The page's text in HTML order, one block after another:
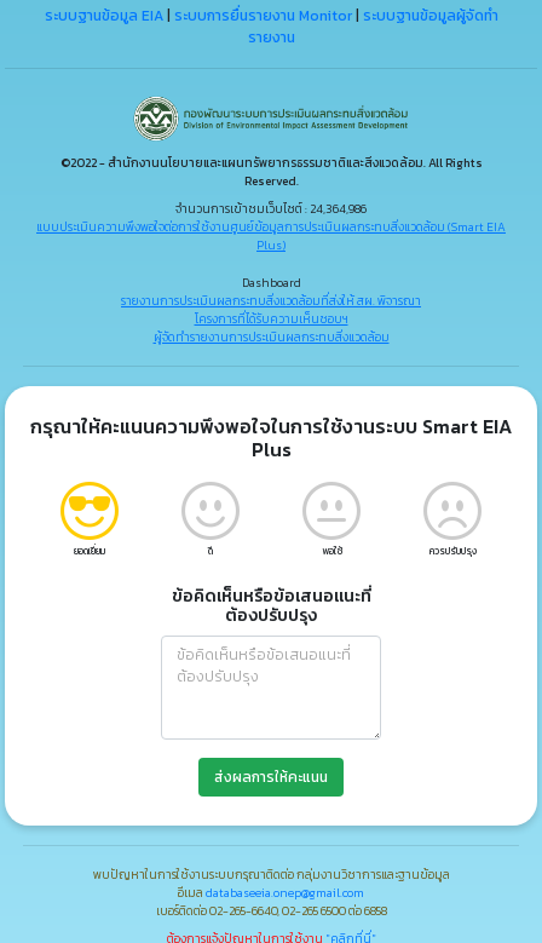
ระบบฐานข้อมูล EIA| ระบบการยื่นรายงาน Monitor| ระบบฐานข้อมูลผู้จัดทำ
รายงาน
©2022 - สำนักงานนโยบายและแผนทรัพยากรธรรมชาติและสิ่งแวดล้อม. All Rights
Reserved.
จำนวนการเข้าชมเว็บไซต์ : 24,364,986
แบบประเมินความพึงพอใจต่อการใช้งานศูนย์ข้อมูลการประเมินผลกระทบสิ่งแวดล้อม (Smart EIA
Plus)
Dashboard
รายงานการประเมินผลกระทบสิ่งแวดล้อมที่ส่งให้ สผ. พิจารณา
โครงการที่ได้รับความเห็นชอบฯ
ผู้จัดทำรายงานการประเมินผลกระทบสิ่งแวดล้อม
กรุณาให้คะแนนความพึงพอใจในการใช้งานระบบ Smart EIA
Plus
ยอดเยี่ยม ดี พอใช้ ควรปรับปรุง
ข้อคิดเห็นหรือข้อเสนอแนะที่
ต้องปรับปรุง
ส่งผลการให้คะแนน
พบปัญหาในการใช้งานระบบกรุณาติดต่อ กลุ่มงานวิชาการและฐานข้อมูล
อีเมล databaseeia.onep@gmail.com
เบอร์ติดต่อ 02-265-6640, 02-265 6500 ต่อ 6858
ต้องการแจ้งปัญหาในการใช้งาน "คลิกที่นี่"